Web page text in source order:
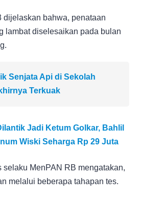
dijelaskan bahwa, penataan
lambat diselesaikan pada bulan
Senjata Api di Sekolah
Terkuak
Jadi Ketum Golkar, Bahlil
Wiski Seharga Rp 29 Juta
selaku MenPAN RB mengatakan,
melalui beberapa tahapan tes.